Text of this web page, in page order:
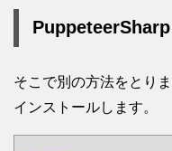
そこで別の方法をとり
インストールします。